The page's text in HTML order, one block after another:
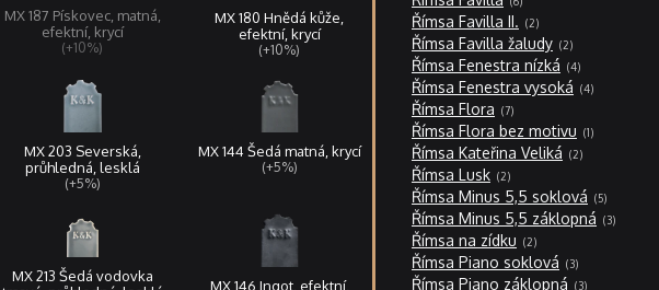
MX 187 Pískovec, matná,
efektní, krycí
(+10%)
MX 180 Hnědá kůže,
efektní, krycí
(+10%)
MX 203 Severská,
průhledná, lesklá
(+5%)
MX 144 Šedá matná, krycí
(+5%)
MX 213 Šedá vodovka
MX 146 Ingot, efektní,
produktů
Římsa Favilla II. 2produkty
Římsa Favilla žaludy 2produkty
Římsa Fenestra nízká 4produkty
Římsa Fenestra vysoká 4produkty
Římsa Flora 7produktů
Římsa Flora bez motivu 1produkt
Římsa Kateřina Veliká 2produkty
Římsa Lusk 2produkty
Římsa Minus 5,5 soklová 5produktů
Římsa Minus 5,5 záklopná 3produkty
Římsa na zídku 2produkty
Římsa Piano soklová 3produkty
Římsa Piano záklopná 3